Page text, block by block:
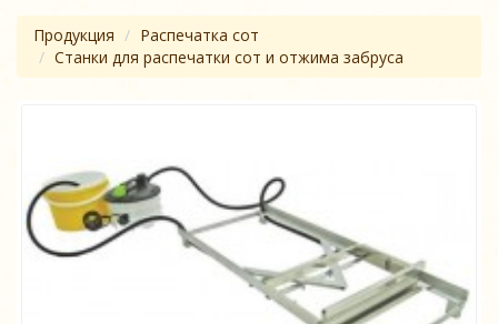
Продукция
Распечатка сот
Станки для распечатки сот и отжима забруса